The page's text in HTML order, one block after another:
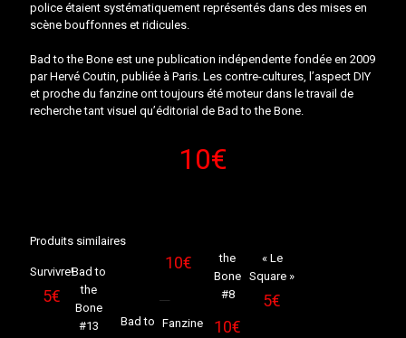
police étaient systématiquement représentés dans des mises en
scène bouffonnes et ridicules.
Bad to the Bone est une publication indépendente fondée en 2009
par Hervé Coutin, publiée à Paris. Les contre-cultures, l’aspect DIY
et proche du fanzine ont toujours été moteur dans le travail de
recherche tant visuel qu’éditorial de Bad to the Bone.
10€
Produits similaires
Sold
Survivre!
5€
Sold
Bad to
the
Bone
#13
10€
Bad to
the
Bone
#8
10€
Fanzine
« Le
Square »
5€